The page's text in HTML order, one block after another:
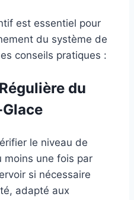
est essentiel pour
du système de
conseils pratiques :
du
le niveau de
moins une fois par
si nécessaire
adapté aux